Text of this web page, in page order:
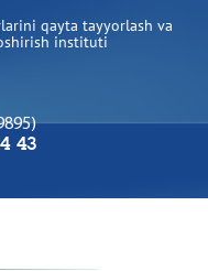
qayta tayyorlash va
instituti
43